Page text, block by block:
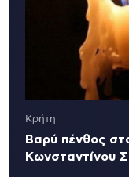
Κρήτη
Βαρύ πένθος
Κωνσταντίνου